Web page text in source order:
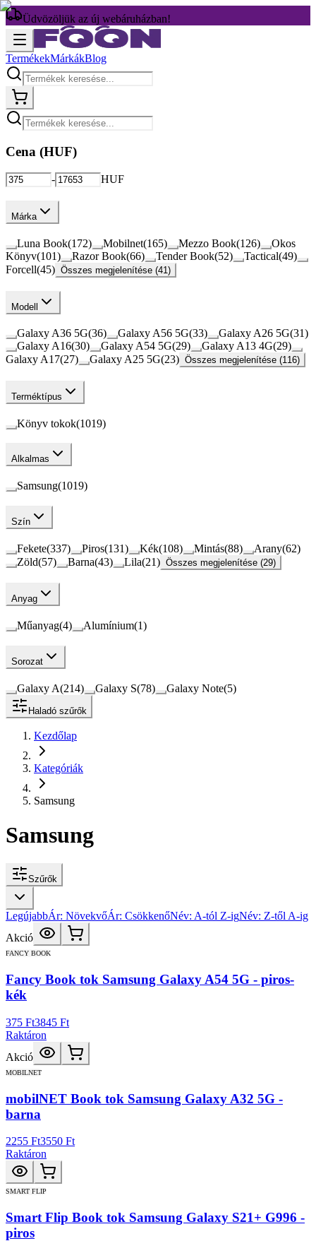
Üdvözöljük az új webáruházban!
TermékekMárkákBlog
Cena (HUF)
- HUF
Márka
Luna Book(172) Mobilnet(165) Mezzo Book(126)
Okos
Könyv(101) Razor Book(66) Tender Book(52) Tactical(49)
Forcell(45) Összes megjelenítése (41)
Modell
Galaxy A36 5G(36) Galaxy A56 5G(33) Galaxy A26 5G(31)
Galaxy A16(30) Galaxy A54 5G(29) Galaxy A13 4G(29)
Galaxy A17(27) Galaxy A25 5G(23) Összes megjelenítése (116)
Terméktípus
Könyv tokok(1019)
Alkalmas
Samsung(1019)
Szín
Fekete(337) Piros(131) Kék(108) Mintás(88) Arany(62)
Zöld(57) Barna(43) Lila(21) Összes megjelenítése (29)
Anyag
Műanyag(4) Alumínium(1)
Sorozat
Galaxy A(214) Galaxy S(78) Galaxy Note(5)
Haladó szűrők
Kezdőlap
Kategóriák
Samsung
Samsung
Szűrők
LegújabbÁr: NövekvőÁr: CsökkenőNév: A-tól Z-igNév: Z-től A-ig
Akció
FANCY BOOK
Fancy Book tok Samsung Galaxy A54 5G - piros-
kék
375 Ft3845 Ft
Raktáron
Akció
MOBILNET
mobilNET Book tok Samsung Galaxy A32 5G -
barna
2255 Ft3550 Ft
Raktáron
SMART FLIP
Smart Flip Book tok Samsung Galaxy S21+ G996 -
piros